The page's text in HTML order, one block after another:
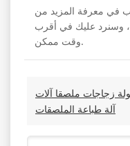
في معرفة المزيد من
، وسنرد عليك في أقرب
وقت ممكن.
زجاجات ملصقا آلات
آلة طباعة الملصقات